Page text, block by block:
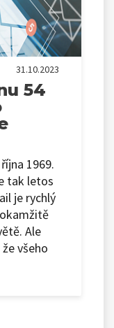
31.10.2023
54
1969.
tak letos
je rychlý
Ale
všeho